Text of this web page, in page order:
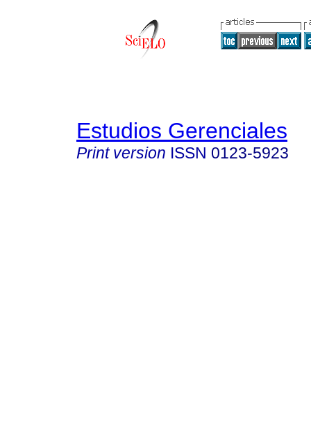
Estudios Gerenciales
Print version ISSN 0123-5923